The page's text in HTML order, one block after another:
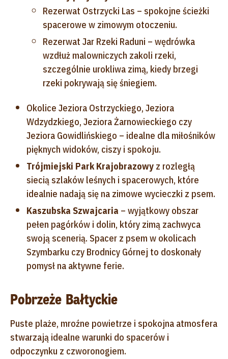
Rezerwat Ostrzycki Las – spokojne ścieżki
spacerowe w zimowym otoczeniu.
Rezerwat Jar Rzeki Raduni – wędrówka
wzdłuż malowniczych zakoli rzeki,
szczególnie urokliwa zimą, kiedy brzegi
rzeki pokrywają się śniegiem.
Okolice Jeziora Ostrzyckiego, Jeziora
Wdzydzkiego, Jeziora Żarnowieckiego czy
Jeziora Gowidlińskiego – idealne dla miłośników
pięknych widoków, ciszy i spokoju.
Trójmiejski Park Krajobrazowy z rozległą
siecią szlaków leśnych i spacerowych, które
idealnie nadają się na zimowe wycieczki z psem.
Kaszubska Szwajcaria – wyjątkowy obszar
pełen pagórków i dolin, który zimą zachwyca
swoją scenerią. Spacer z psem w okolicach
Szymbarku czy Brodnicy Górnej to doskonały
pomysł na aktywne ferie.
Pobrzeże Bałtyckie
Puste plaże, mroźne powietrze i spokojna atmosfera
stwarzają idealne warunki do spacerów i
odpoczynku z czworonogiem.